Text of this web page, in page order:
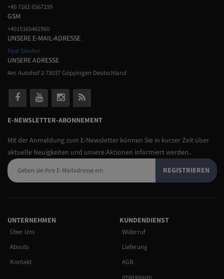
+49 7161 6567199
GSM
+4915165461960
UNSERE E-MAIL-ADRESSE
Post Senden
UNSERE ADRESSE
Am Autohof 2 73037 Göppingen Deutschland
E-NEWSLETTER-ABONNEMENT
Mit der Anmeldung zum E-Newsletter können Sie in kurzer Zeit über
aktuelle Neuigkeiten und unsere Aktionen informiert werden..
REGISTRIEREN
UNTERNEHMEN
Über Uns
Abouts
Kontakt
KUNDENDIENST
Widerruf
Lieferung
AGB
Impressum